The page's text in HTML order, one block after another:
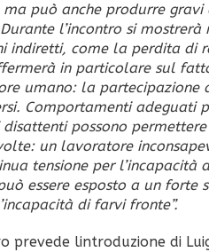
può anche produrre
l’incontro si
indiretti, come la perdita di
in particolare sul
umano: la
Comportamenti adeguati
possono
un lavoratore
tensione per
essere esposto a un forte
di farvi fronte”.
prevede lintroduzione di